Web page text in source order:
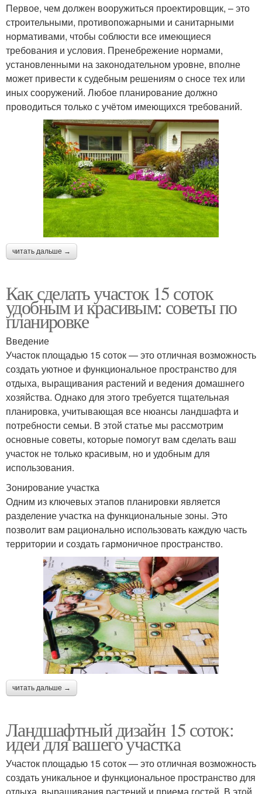
Первое, чем должен вооружиться проектировщик, – это
строительными, противопожарными и санитарными
нормативами, чтобы соблюсти все имеющиеся
требования и условия. Пренебрежение нормами,
установленными на законодательном уровне, вполне
может привести к судебным решениям о сносе тех или
иных сооружений. Любое планирование должно
проводиться только с учётом имеющихся требований.
читать дальше →
Как сделать участок 15 соток
удобным и красивым: советы по
планировке
Введение
Участок площадью 15 соток — это отличная возможность
создать уютное и функциональное пространство для
отдыха, выращивания растений и ведения домашнего
хозяйства. Однако для этого требуется тщательная
планировка, учитывающая все нюансы ландшафта и
потребности семьи. В этой статье мы рассмотрим
основные советы, которые помогут вам сделать ваш
участок не только красивым, но и удобным для
использования.
Зонирование участка
Одним из ключевых этапов планировки является
разделение участка на функциональные зоны. Это
позволит вам рационально использовать каждую часть
территории и создать гармоничное пространство.
читать дальше →
Ландшафтный дизайн 15 соток:
идеи для вашего участка
Участок площадью 15 соток — это отличная возможность
создать уникальное и функциональное пространство для